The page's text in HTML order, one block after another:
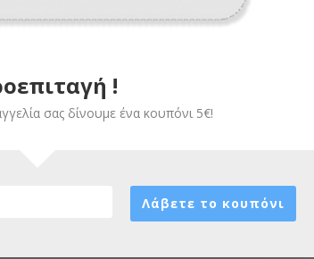
!
σας δίνουμε ένα κουπόνι 5€!
Λάβετε το κουπόνι